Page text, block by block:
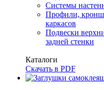
Системы
Профили,
каркасов
Подвески
задней стенки
Каталоги
Скачать в PDF